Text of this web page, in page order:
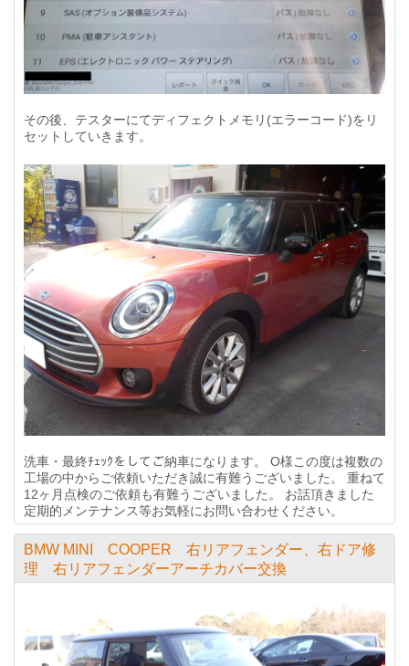
その後、テスターにてディフェクトメモリ(エラーコード)をリ
セットしていきます。
洗車・最終ﾁｪｯｸをしてご納車になります。 O様この度は複数の
工場の中からご依頼いただき誠に有難うございました。 重ねて
12ヶ月点検のご依頼も有難うございました。 お話頂きました
定期的メンテナンス等お気軽にお問い合わせください。
BMW MINI COOPER 右リアフェンダー、右ドア修
理 右リアフェンダーアーチカバー交換